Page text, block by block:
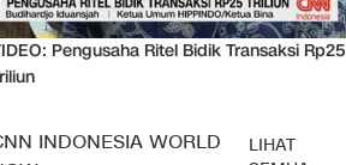
Pengusaha Ritel Bidik Transaksi Rp25
INDONESIA WORLD
LIHAT